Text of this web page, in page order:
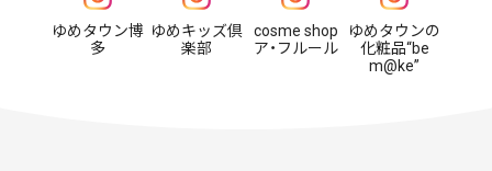
ゆめタウン博
多
ゆめキッズ倶
楽部
cosme shop
ア・フルール
ゆめタウンの
化粧品“be
m@ke”